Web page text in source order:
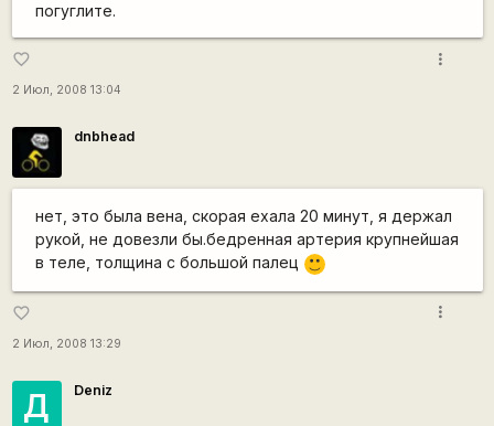
погуглите.
favorite_border
2 Июл, 2008 13:04
more_vert
dnbhead
нет, это была вена, скорая ехала 20 минут, я держал
рукой, не довезли бы.бедренная артерия крупнейшая
в теле, толщина с большой палец
:)
favorite_border
2 Июл, 2008 13:29
more_vert
Д Deniz